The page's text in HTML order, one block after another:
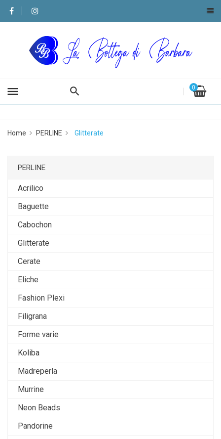
menu 0
Home PERLINE Glitterate
PERLINE
Acrilico
Baguette
Cabochon
Glitterate
Cerate
Eliche
Fashion Plexi
Filigrana
Forme varie
Koliba
Madreperla
Murrine
Neon Beads
Pandorine